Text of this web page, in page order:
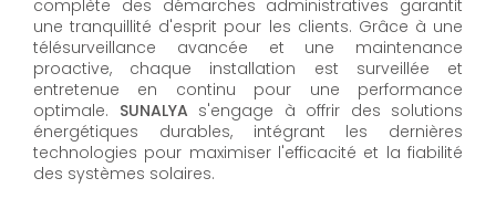
complète des démarches administratives garantit
une tranquillité d'esprit pour les clients. Grâce à une
télésurveillance avancée et une maintenance
proactive, chaque installation est surveillée et
entretenue en continu pour une performance
optimale. SUNALYA s'engage à offrir des solutions
énergétiques durables, intégrant les dernières
technologies pour maximiser l'efficacité et la fiabilité
des systèmes solaires.